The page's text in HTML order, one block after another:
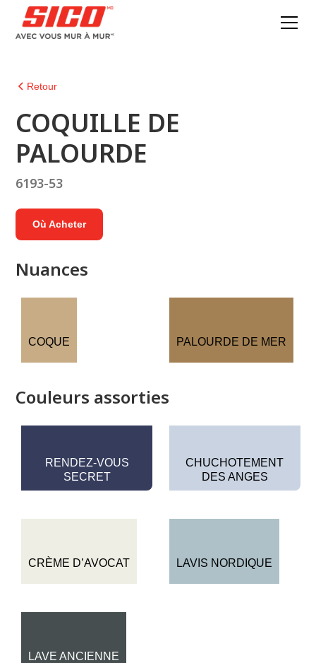
Retour
COQUILLE DE
PALOURDE
6193-53
Où Acheter
Nuances
COQUE PALOURDE DE MER
Couleurs assorties
RENDEZ-VOUS
SECRET
CHUCHOTEMENT
DES ANGES
CRÈME D’AVOCAT LAVIS NORDIQUE
LAVE ANCIENNE